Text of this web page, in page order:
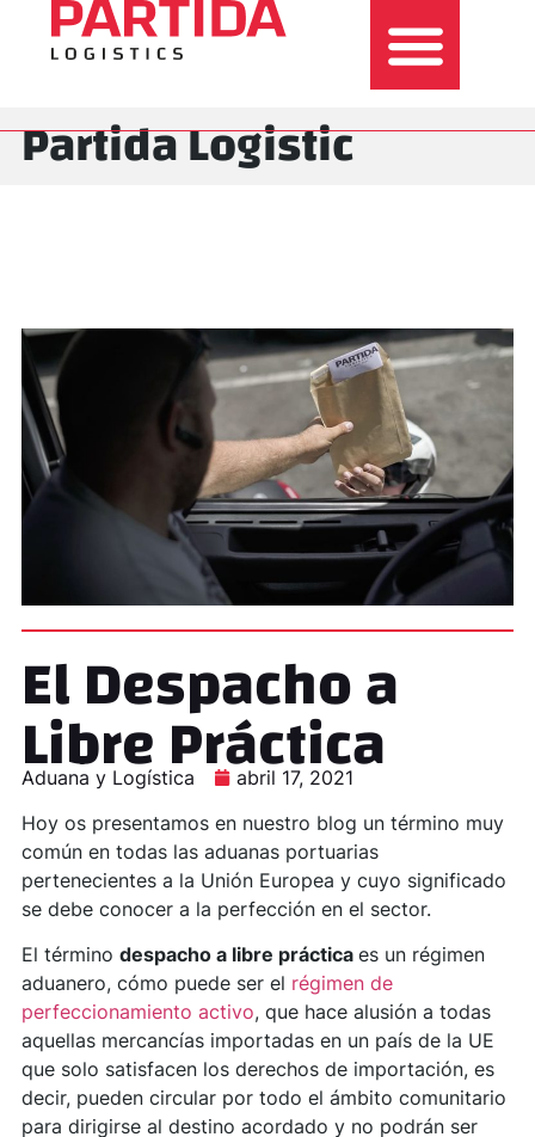
Partida Logistic
El Despacho a
Libre Práctica
Aduana y Logística
abril 17, 2021
Hoy os presentamos en nuestro blog un término muy
común en todas las aduanas portuarias
pertenecientes a la Unión Europea y cuyo significado
se debe conocer a la perfección en el sector.
El término despacho a libre práctica es un régimen
aduanero, cómo puede ser el régimen de
perfeccionamiento activo, que hace alusión a todas
aquellas mercancías importadas en un país de la UE
que solo satisfacen los derechos de importación, es
decir, pueden circular por todo el ámbito comunitario
para dirigirse al destino acordado y no podrán ser